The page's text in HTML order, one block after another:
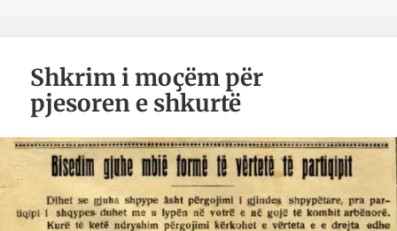
Shkrim i moçëm për
pjesoren e shkurtë